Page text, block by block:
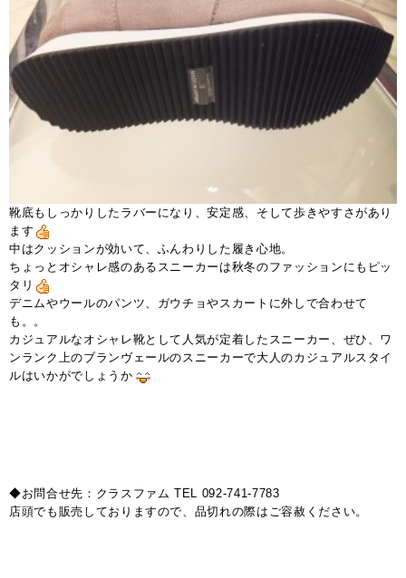
靴底もしっかりしたラバーになり、安定感、そして歩きやすさがあり
ます
中はクッションが効いて、ふんわりした履き心地。
ちょっとオシャレ感のあるスニーカーは秋冬のファッションにもピッ
タリ
デニムやウールのパンツ、ガウチョやスカートに外しで合わせて
も。。
カジュアルなオシャレ靴として人気が定着したスニーカー、ぜひ、ワ
ンランク上のブランヴェールのスニーカーで大人のカジュアルスタイ
ルはいかがでしょうか
◆お問合せ先：クラスファム TEL 092-741-7783
店頭でも販売しておりますので、品切れの際はご容赦ください。